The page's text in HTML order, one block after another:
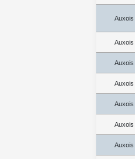
Auxois
Auxois
Auxois
Auxois
Auxois
Auxois
Auxois